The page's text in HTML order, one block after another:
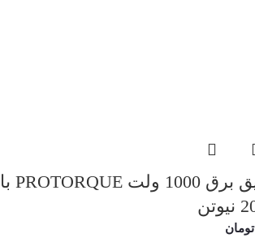
اچار ترکمتر عایق برق 1000 ولت PROTORQUE با
تومان